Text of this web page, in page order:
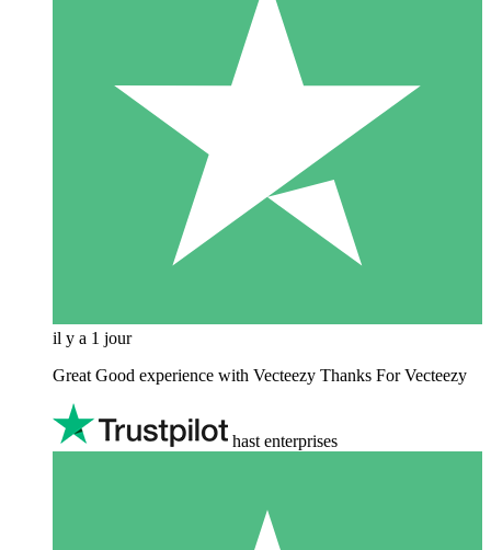
il y a 1 jour
Great Good experience with Vecteezy Thanks For Vecteezy
hast enterprises